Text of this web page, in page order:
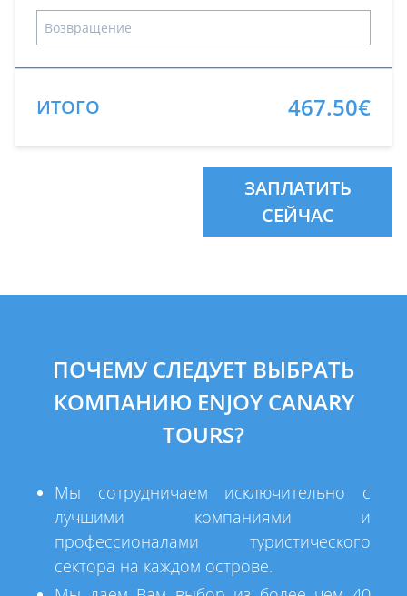
ИТОГО 467.50€
ЗАПЛАТИТЬ
СЕЙЧАС
ПОЧЕМУ СЛЕДУЕТ ВЫБРАТЬ
КОМПАНИЮ ENJOY CANARY
TOURS?
Мы сотрудничаем исключительно с
лучшими компаниями и
профессионалами туристического
сектора на каждом острове.